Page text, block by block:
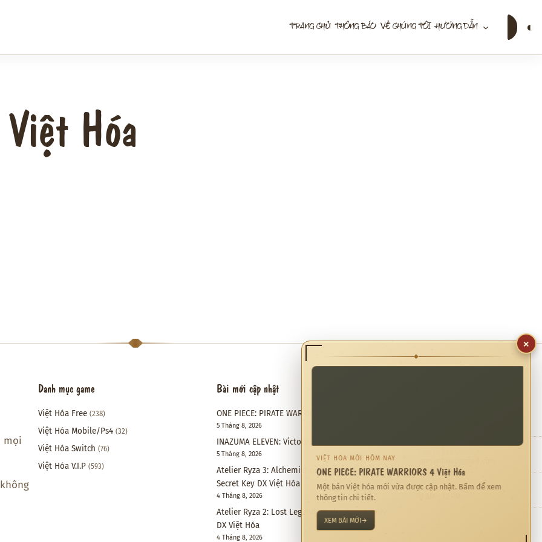
TRANG CHỦ THÔNG BÁO VỀ CHÚNG TÔI HƯỚNG DẪN
kiếm
◐
Hóa
mọi
Danh mục game
Việt Hóa Free (238)
Việt Hóa Mobile/Ps4 (32)
Việt Hóa Switch (76)
Việt Hóa V.I.P (593)
Bài mới cập nhật
ONE PIECE: PIRATE WARRIORS 4 Việt Hóa
5 Tháng 8, 2026
INAZUMA ELEVEN: Victory Road Việt Hóa
5 Tháng 8, 2026
Atelier Ryza 3: Alchemist of the End & the
Secret Key DX Việt Hóa
4 Tháng 8, 2026
Atelier Ryza 2: Lost Legends & the Secret Fairy
DX Việt Hóa
4 Tháng 8, 2026
◷ Thời gian hỗ trợ
×
◆
VIỆT HÓA MỚI HÔM NAY
ONE PIECE: PIRATE WARRIORS 4 Việt Hóa
Một bản Việt hóa mới vừa được cập nhật. Bấm để xem
thông tin chi tiết.
XEM BÀI MỚI→